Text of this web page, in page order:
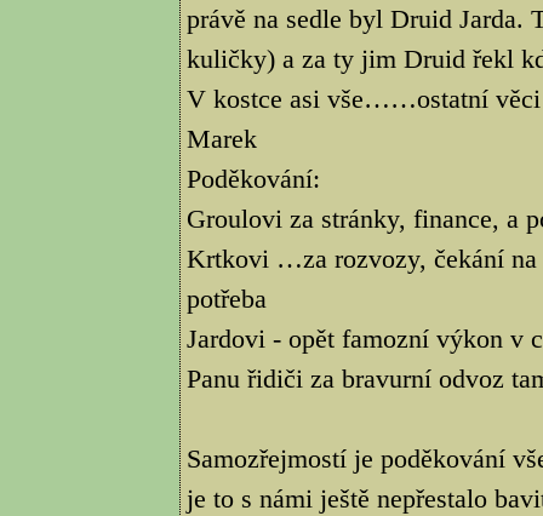
právě na sedle byl Druid Jarda.
kuličky) a za ty jim Druid řekl
V kostce asi vše……ostatní věci
Marek
Poděkování:
Groulovi za stránky, finance, a
Krtkovi …za rozvozy, čekání na
potřeba
Jardovi - opět famozní výkon v
Panu řidiči za bravurní odvoz
Samozřejmostí je poděkování
je to s námi ještě nepřestalo